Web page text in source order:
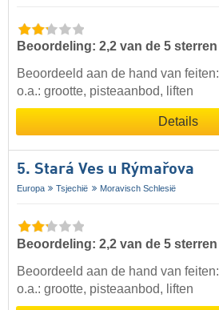
Beoordeling: 2,2 van de 5 sterren
Beoordeeld aan de hand van feiten:
o.a.: grootte, pisteaanbod, liften
Details
5. Stará Ves u Rýmařova
Europa Tsjechië Moravisch Schlesië
Beoordeling: 2,2 van de 5 sterren
Beoordeeld aan de hand van feiten:
o.a.: grootte, pisteaanbod, liften